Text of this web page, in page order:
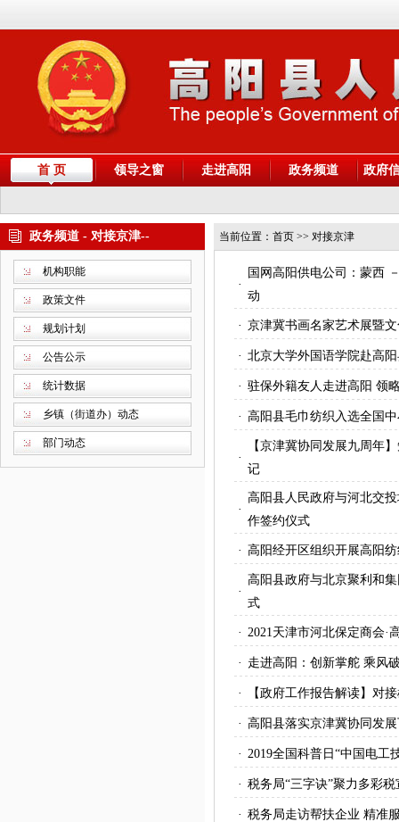
首 页 领导之窗 走进高阳 政务频道 政府
政务频道 - 对接京津--
机构职能
政策文件
规划计划
公告公示
统计数据
乡镇（街道办）动态
部门动态
当前位置： 首页 >> 对接京津
·
国网高阳供电公司：蒙西
动
· 京津冀书画名家艺术展暨
· 北京大学外国语学院赴高
· 驻保外籍友人走进高阳 领
· 高阳县毛巾纺织入选全国
·
【京津冀协同发展九周年
记
·
高阳县人民政府与河北交
作签约仪式
· 高阳经开区组织开展高阳
·
高阳县政府与北京聚利和
式
· 2021天津市河北保定商会·
· 走进高阳：创新掌舵 乘风
· 【政府工作报告解读】对
· 高阳县落实京津冀协同发
· 2019全国科普日“中国电工
· 税务局“三字诀”聚力多彩
· 税务局走访帮扶企业 精准